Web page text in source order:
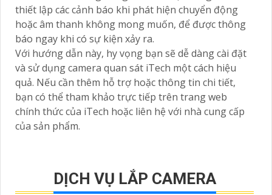
thiết lập các cảnh báo khi phát hiện chuyển động
hoặc âm thanh không mong muốn, để được thông
báo ngay khi có sự kiện xảy ra.
Với hướng dẫn này, hy vọng bạn sẽ dễ dàng cài đặt
và sử dụng camera quan sát iTech một cách hiệu
quả. Nếu cần thêm hỗ trợ hoặc thông tin chi tiết,
bạn có thể tham khảo trực tiếp trên trang web
chính thức của iTech hoặc liên hệ với nhà cung cấp
của sản phẩm.
DỊCH VỤ LẮP CAMERA